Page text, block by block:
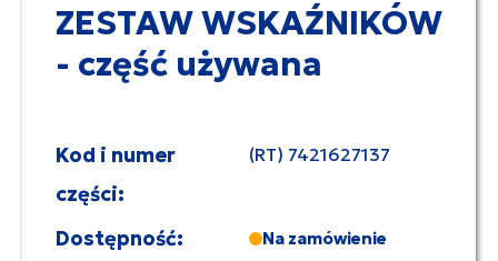
ZESTAW WSKAŹNIKÓW
- część używana
Kod i numer
części:
(RT) 7421627137
Dostępność: Na zamówienie